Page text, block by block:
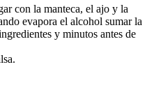
con la manteca, el ajo y la
evapora el alcohol sumar la
y minutos antes de